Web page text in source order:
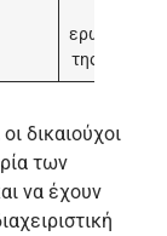
της
δικαιούχοι
των
να έχουν